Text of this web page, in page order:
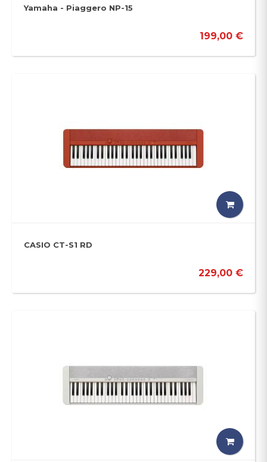
Yamaha - Piaggero NP-15
199,00 €
CASIO CT-S1 RD
229,00 €